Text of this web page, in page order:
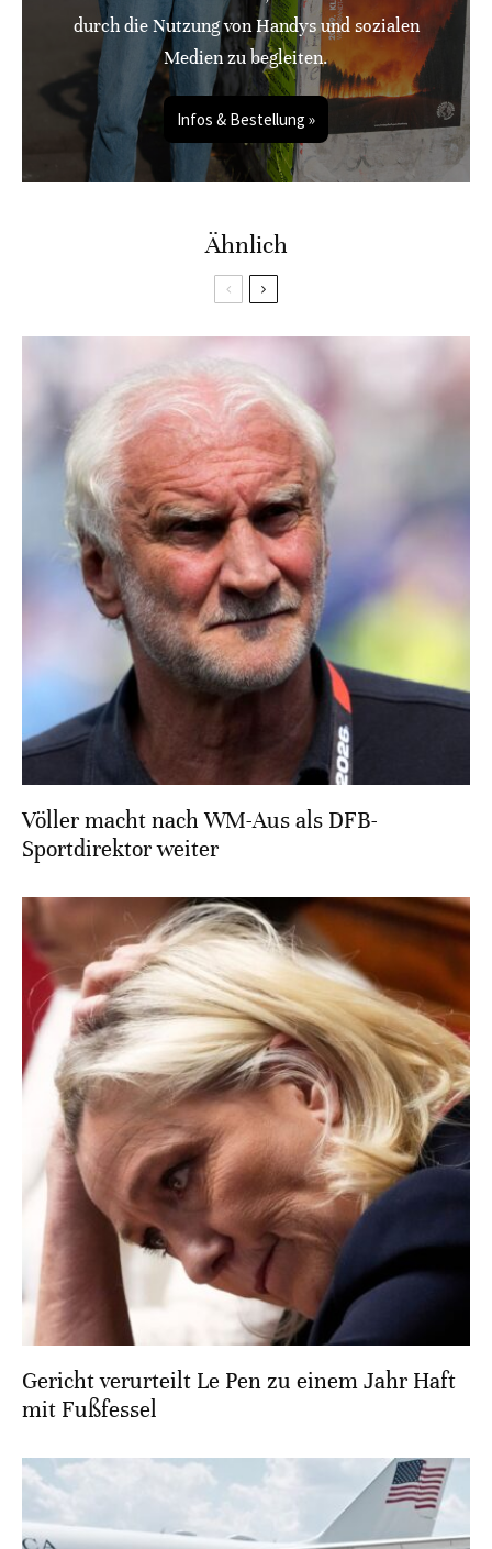
durch die Nutzung von Handys und sozialen
Medien zu begleiten.
Infos & Bestellung »
Ähnlich
Völler macht nach WM-Aus als DFB-
Sportdirektor weiter
Gericht verurteilt Le Pen zu einem Jahr Haft
mit Fußfessel